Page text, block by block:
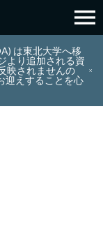
menu
は東北大学へ移
より追加される資
映されませんの
迎えすることを心